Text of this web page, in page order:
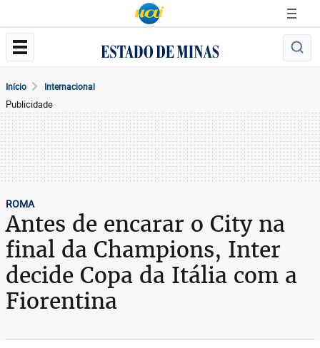
Início Internacional
Publicidade
ROMA
Antes de encarar o City na
final da Champions, Inter
decide Copa da Itália com a
Fiorentina